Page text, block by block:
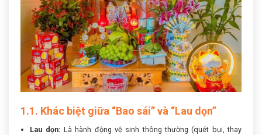
1.1. Khác biệt giữa “Bao sái” và “Lau dọn”
Lau dọn: Là hành động vệ sinh thông thường (quét bụi, thay